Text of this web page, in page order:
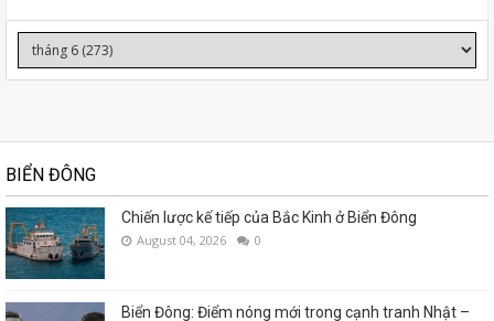
BIỂN ĐÔNG
Chiến lược kế tiếp của Bắc Kinh ở Biển Đông
August 04, 2026 0
Biển Đông: Điểm nóng mới trong cạnh tranh Nhật –